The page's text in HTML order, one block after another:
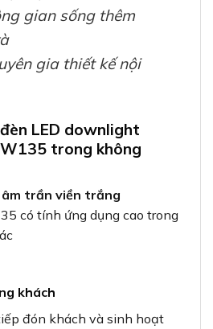
gian sống thêm
gia thiết kế nội
LED downlight
trong không
trần viền trắng
có tính ứng dụng cao trong
khách
đón khách và sinh hoạt